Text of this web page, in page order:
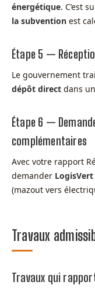
énergétique. C’est
la subvention est
Étape 5 —
Le gouvernement
dépôt direct dans
Étape 6 —
complémentaires
Avec votre rapport
demander LogisVert
(mazout vers
Travaux
Travaux qui